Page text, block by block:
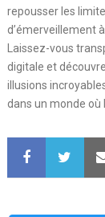
repousser les
d’émerveillement
Laissez-vous
digitale et
illusions
dans un monde où